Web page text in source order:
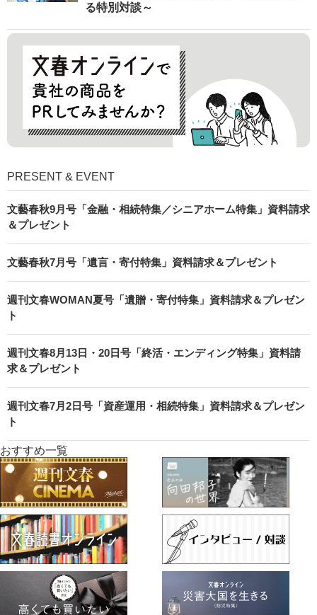
る特別対談～
PRESENT & EVENT
文藝春秋9月号「金融・相続特集／シニアホーム特集」資料請求
＆プレゼント
文藝春秋7月号「遺言・寄付特集」資料請求＆プレゼント
週刊文春WOMAN夏号「遺贈・寄付特集」資料請求＆プレゼン
ト
週刊文春8月13日・20日号「終活・エンディング特集」資料請
求＆プレゼント
週刊文春7月2日号「資産運用・相続特集」資料請求＆プレゼン
ト
おすすめ一覧